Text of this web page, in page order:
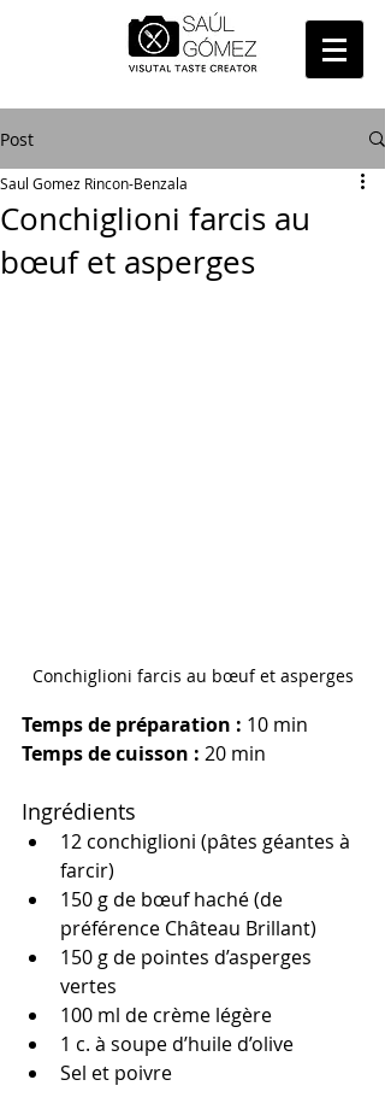
Post
Conchiglioni farcis au
bœuf et asperges
Saul Gomez Rincon-Benzala
Conchiglioni farcis au bœuf et asperges
Temps de préparation : 10 min
Temps de cuisson : 20 min
Ingrédients
12 conchiglioni (pâtes géantes à
farcir)
150 g de bœuf haché (de
préférence Château Brillant)
150 g de pointes d’asperges
vertes
100 ml de crème légère
1 c. à soupe d’huile d’olive
Sel et poivre